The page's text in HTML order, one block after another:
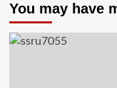
You may have